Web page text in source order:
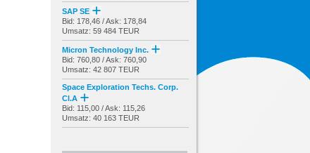
SAP SE
Bid: 178,46 / Ask: 178,84
Umsatz: 59 484 TEUR
Micron Technology Inc.
Bid: 760,80 / Ask: 760,90
Umsatz: 42 807 TEUR
Space Exploration Techs. Corp.
Cl.A
Bid: 115,00 / Ask: 115,26
Umsatz: 40 163 TEUR